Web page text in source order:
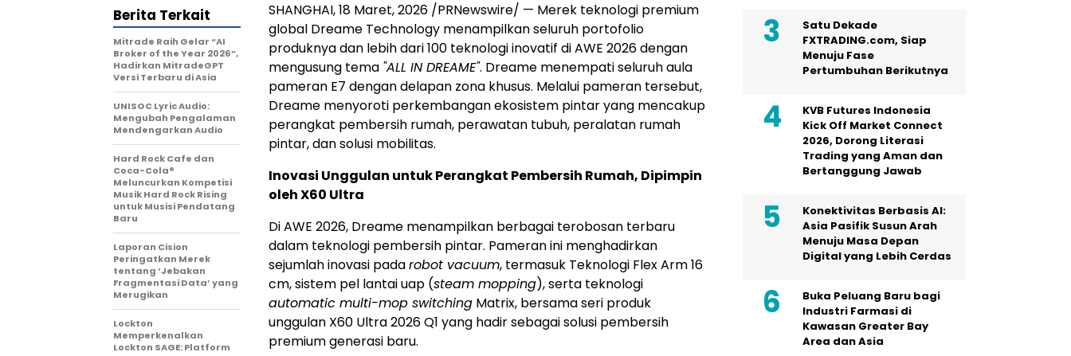
SHANGHAI,18 Maret, 2026 /PRNewswire/ — Merek teknologi premium
global Dreame Technology menampilkan seluruh portofolio
produknya dan lebih dari 100 teknologi inovatif di AWE 2026 dengan
mengusung tema "ALL IN DREAME". Dreame menempati seluruh aula
pameran E7 dengan delapan zona khusus. Melalui pameran tersebut,
Dreame menyoroti perkembangan ekosistem pintar yang mencakup
perangkat pembersih rumah, perawatan tubuh, peralatan rumah
pintar, dan solusi mobilitas.
Inovasi Unggulan untuk Perangkat Pembersih Rumah, Dipimpin
oleh X60 Ultra
Di AWE 2026, Dreame menampilkan berbagai terobosan terbaru
dalam teknologi pembersih pintar. Pameran ini menghadirkan
sejumlah inovasi padarobot vacuum, termasuk Teknologi Flex Arm 16
cm, sistem pel lantai uap (steam mopping), serta teknologi
automatic multi-mop switching Matrix, bersama seri produk
unggulan X60 Ultra 2026 Q1 yang hadir sebagai solusi pembersih
premium generasi baru.
Berita Terkait
Mitrade Raih Gelar “AI
Broker of the Year 2026”,
Hadirkan MitradeGPT
Versi Terbaru di Asia
UNISOC Lyric Audio:
Mengubah Pengalaman
Mendengarkan Audio
Hard Rock Cafe dan
Coca-Cola®
Meluncurkan Kompetisi
Musik Hard Rock Rising
untuk Musisi Pendatang
Baru
Laporan Cision
Peringatkan Merek
tentang ‘Jebakan
Fragmentasi Data’ yang
Merugikan
Lockton
Memperkenalkan
Lockton SAGE: Platform
Satu Dekade
FXTRADING.com, Siap
Menuju Fase
Pertumbuhan Berikutnya
KVB Futures Indonesia
Kick Off Market Connect
2026, Dorong Literasi
Trading yang Aman dan
Bertanggung Jawab
Konektivitas Berbasis AI:
Asia Pasifik Susun Arah
Menuju Masa Depan
Digital yang Lebih Cerdas
Buka Peluang Baru bagi
Industri Farmasi di
Kawasan Greater Bay
Area dan Asia